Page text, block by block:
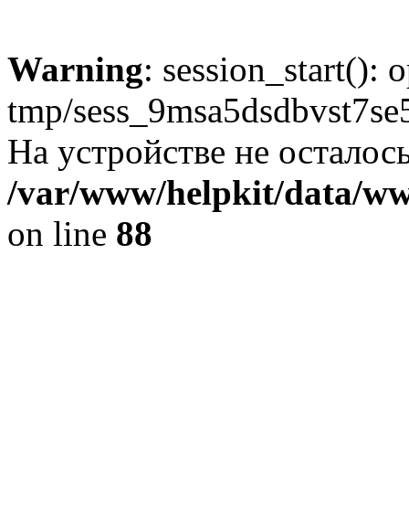
Warning: session_start():
tmp/
На устройстве не
/var/www/helpkit/data/
on line 88